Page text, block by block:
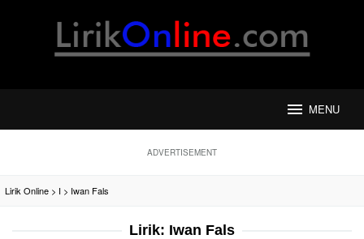
MENU
ADVERTISEMENT
Lirik Online > I > Iwan Fals
Lirik: Iwan Fals